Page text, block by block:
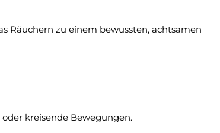
Räuchern zu einem bewussten, achtsamen
kreisende Bewegungen.